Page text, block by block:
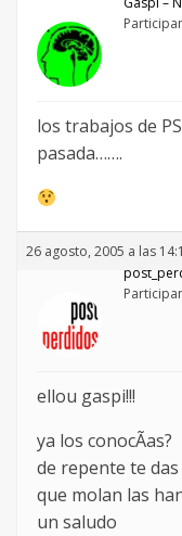
los trabajos de
pasada…….
26 agosto, 2005 a las
ellou gaspi!!!
ya los conocÃ­as?
de repente te
que molan las
un saludo